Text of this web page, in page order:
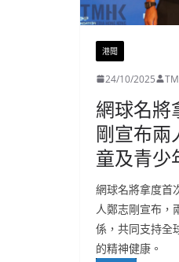
港聞
24/10/2025
網球名將
剛宣布兩
童及青少
網球名將拿度首
人鄭志剛宣布，
係，共同支持全
的精神健康。